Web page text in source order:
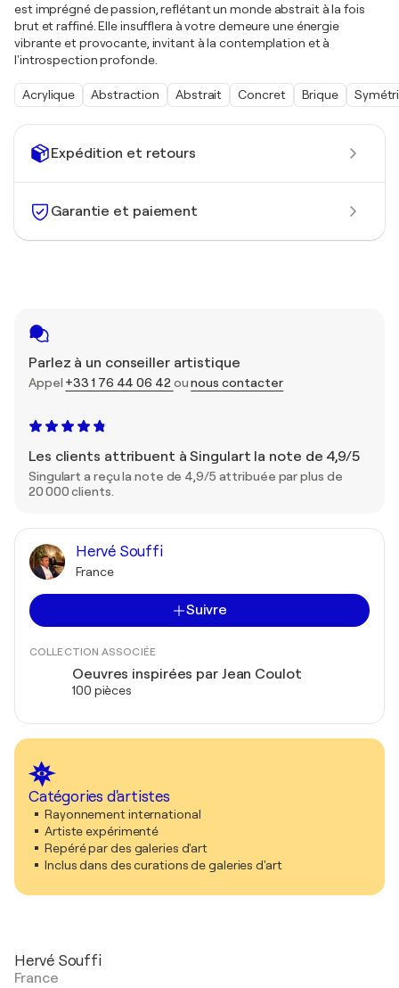
Expédition et retours
Garantie et paiement
Parlez à un conseiller artistique
Appel +33 1 76 44 06 42ounous contacter
Les clients attribuent à Singulart la note de 4,9/5
Singulart a reçu la note de 4,9/5 attribuée par plus de
20 000 clients.
Hervé Souffi
France
Suivre
COLLECTION ASSOCIÉE
Oeuvres inspirées par Jean Coulot
100 pièces
Catégories d'artistes
Rayonnement international
Artiste expérimenté
Repéré par des galeries d'art
Inclus dans des curations de galeries d'art
est imprégné de passion, reflétant un monde abstrait à la fois
brut et raffiné. Elle insufflera à votre demeure une énergie
vibrante et provocante, invitant à la contemplation et à
l'introspection profonde.
Acrylique Abstraction Abstrait Concret Brique
Hervé Souffi
France